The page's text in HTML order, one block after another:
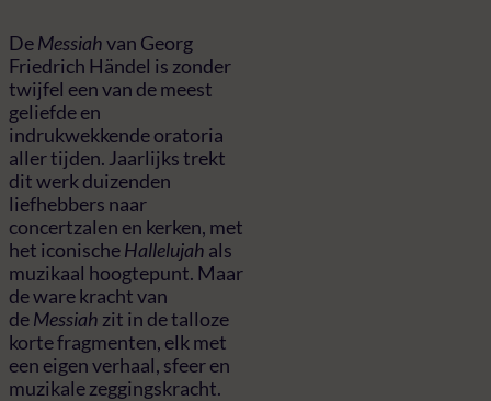
DeMessiahvan Georg
Friedrich Händel is zonder
twijfel een van de meest
geliefde en
indrukwekkende oratoria
aller tijden. Jaarlijks trekt
dit werk duizenden
liefhebbers naar
concertzalen en kerken, met
het iconischeHallelujah als
muzikaal hoogtepunt. Maar
de ware kracht van
deMessiah zit in de talloze
korte fragmenten, elk met
een eigen verhaal, sfeer en
muzikale zeggingskracht.